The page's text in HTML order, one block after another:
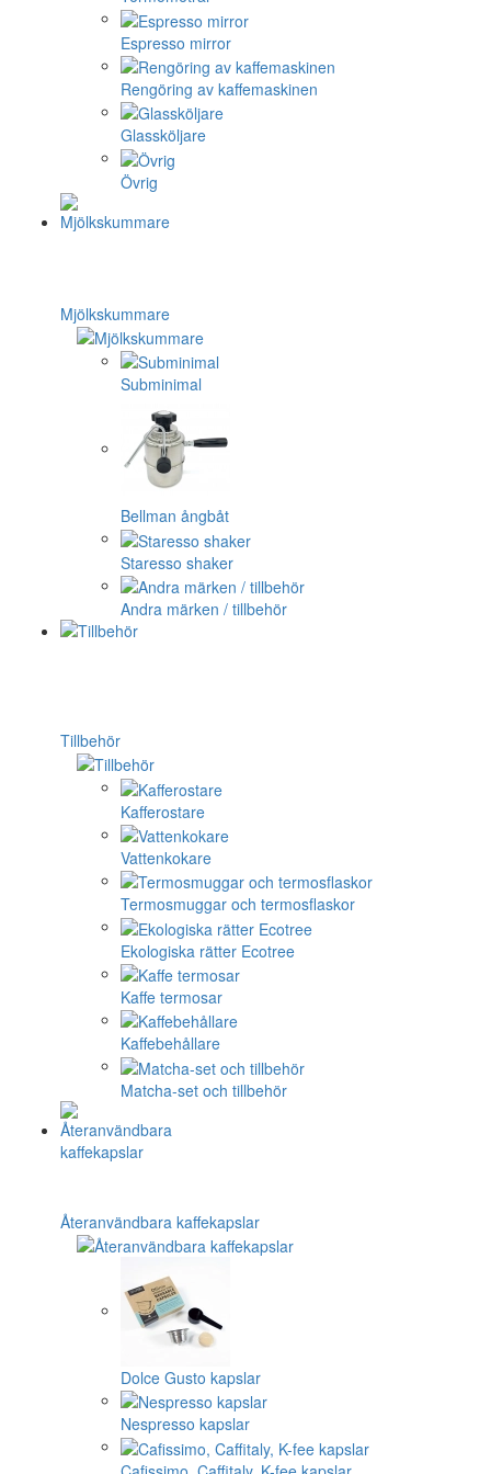
Espresso mirror
Rengöring av kaffemaskinen
Glassköljare
Övrig
Mjölkskummare
Subminimal
Bellman ångbåt
Staresso shaker
Andra märken / tillbehör
Tillbehör
Kafferostare
Vattenkokare
Termosmuggar och termosflaskor
Ekologiska rätter Ecotree
Kaffe termosar
Kaffebehållare
Matcha-set och tillbehör
Återanvändbara kaffekapslar
Dolce Gusto kapslar
Nespresso kapslar